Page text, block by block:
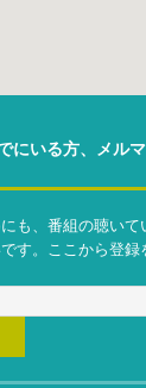
にいる方、メル
も、番組の聴い
す。ここから登録